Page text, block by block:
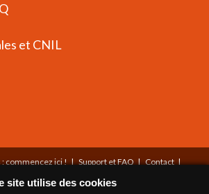
et CNIL
: commencez ici ! Support et FAQ
Contact
site utilise des cookies